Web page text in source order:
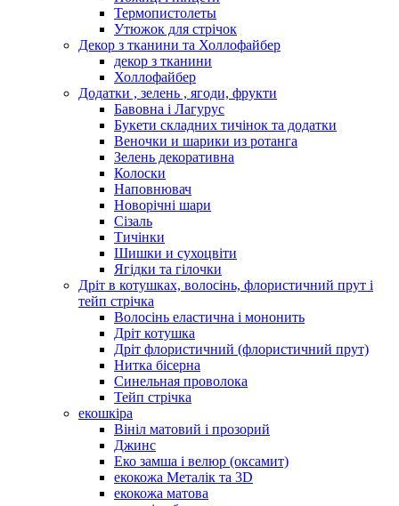
Термопистолеты
Утюжок для стрічок
Декор з тканини та Холлофайбер
декор з тканини
Холлофайбер
Додатки , зелень , ягоди, фрукти
Бавовна і Лагурус
Букети складних тичінок та додатки
Веночки и шарики из ротанга
Зелень декоративна
Колоски
Наповнювач
Новорічні шари
Сізаль
Тичінки
Шишки и сухоцвіти
Ягідки та гілочки
Дріт в котушках, волосінь, флористичний прут і
тейп стрічка
Волосінь еластична і мононить
Дріт котушка
Дріт флористичний (флористичний прут)
Нитка бісерна
Синельная проволока
Тейп стрічка
екошкіра
Вініл матовий і прозорий
Джинс
Еко замша і велюр (оксамит)
екокожа Металік та 3D
екокожа матова